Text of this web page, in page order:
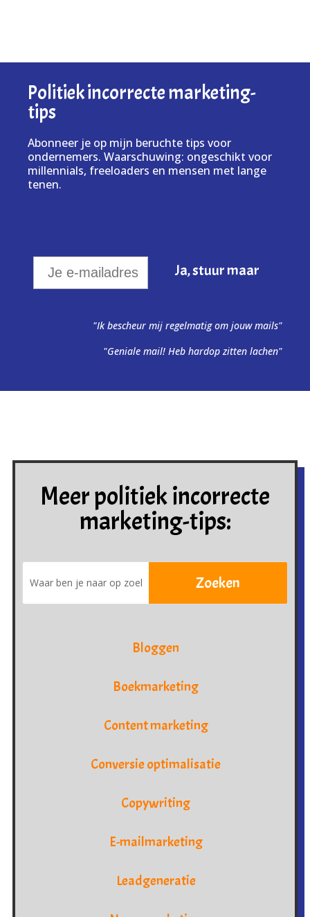
Politiek incorrecte marketing-
tips
Abonneer je op mijn beruchte tips voor
ondernemers. Waarschuwing: ongeschikt voor
millennials, freeloaders en mensen met lange
tenen.
"Ik bescheur mij regelmatig om jouw mails"
"Geniale mail! Heb hardop zitten lachen"
Meer politiek incorrecte
marketing-tips:
Bloggen
Boekmarketing
Content marketing
Conversie optimalisatie
Copywriting
E-mailmarketing
Leadgeneratie